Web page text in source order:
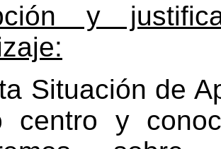
y
Situación de
centro y